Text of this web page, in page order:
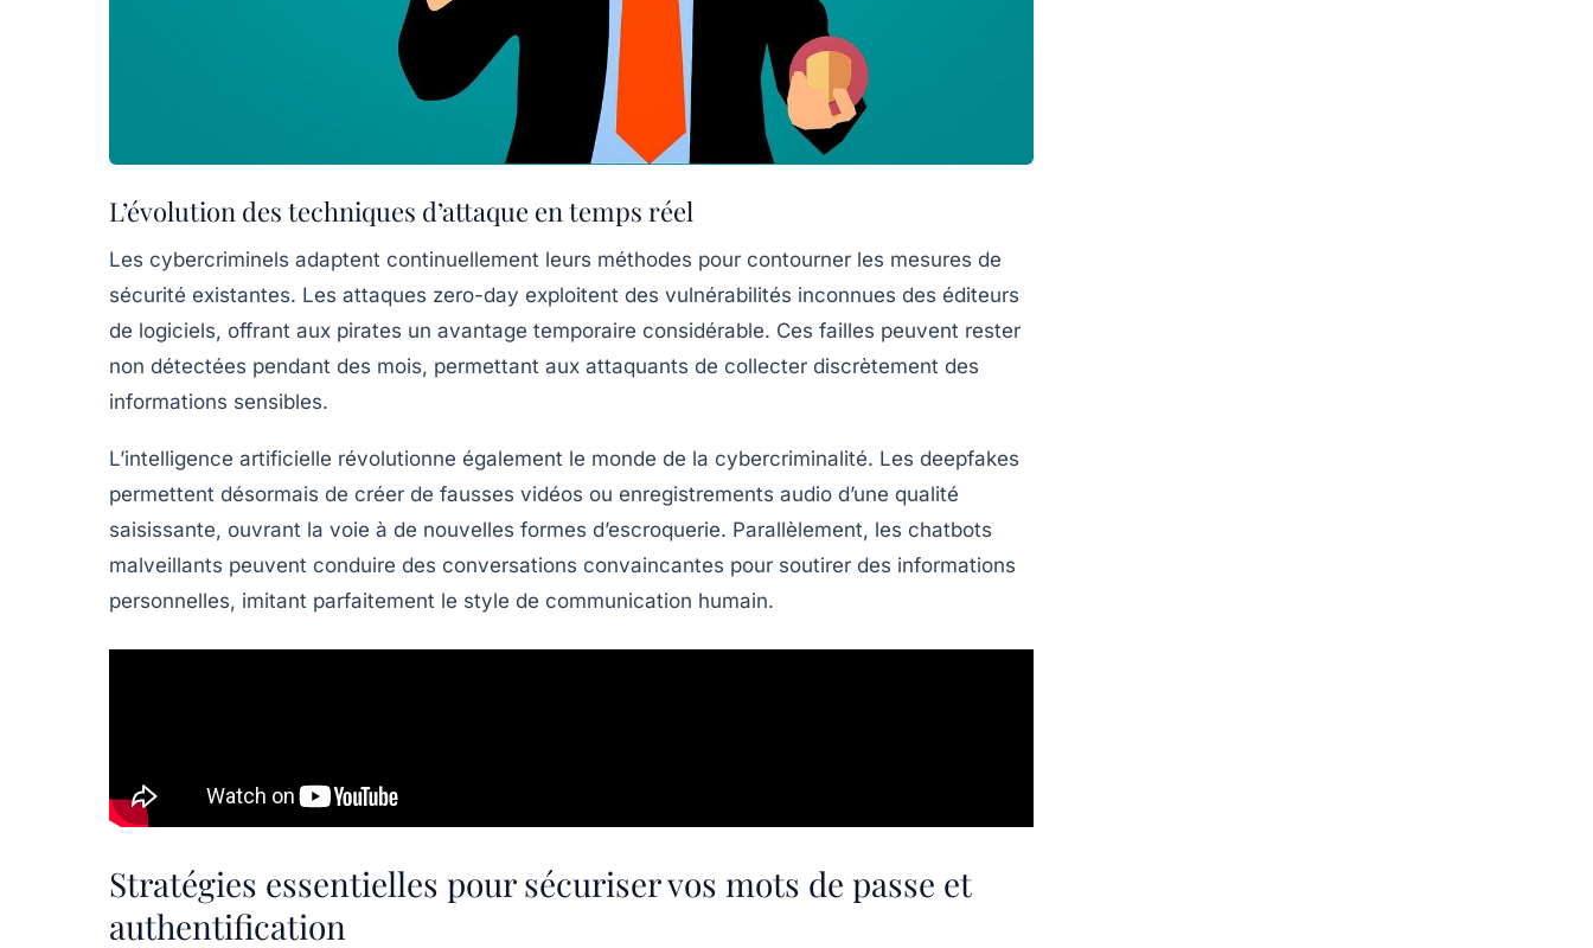
L’évolution des techniques d’attaque en temps réel
Les cybercriminels adaptent continuellement leurs méthodes pour contourner les mesures de
sécurité existantes. Les attaques zero-day exploitent des vulnérabilités inconnues des éditeurs
de logiciels, offrant aux pirates un avantage temporaire considérable. Ces failles peuvent rester
non détectées pendant des mois, permettant aux attaquants de collecter discrètement des
informations sensibles.
L’intelligence artificielle révolutionne également le monde de la cybercriminalité. Les deepfakes
permettent désormais de créer de fausses vidéos ou enregistrements audio d’une qualité
saisissante, ouvrant la voie à de nouvelles formes d’escroquerie. Parallèlement, les chatbots
malveillants peuvent conduire des conversations convaincantes pour soutirer des informations
personnelles, imitant parfaitement le style de communication humain.
Stratégies essentielles pour sécuriser vos mots de passe et
authentification